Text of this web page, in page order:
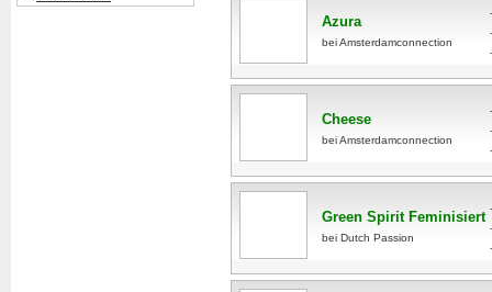
Azura
bei Amsterdamconnection
Cheese
bei Amsterdamconnection
Green Spirit Feminisiert
bei Dutch Passion